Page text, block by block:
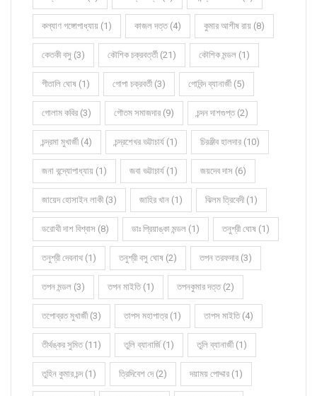
কল্যাণ গঙ্গোপাধ্যায় (1) কাজল দত্ত (4) কুমার আশীষ রায় (8)
কেতকী বসু (3) কৌশিক চক্রবর্ত্তী (21) কৌশিক মন্ডল (1)
গীতালি ঘোষ (1) গোপা চক্রবর্তী (3) গোবিন্দ ব্যানার্জী (5)
গোলাম কবির (3) গৌতম সমাজদার (9) চন্দন দাশগুপ্ত (2)
চন্দ্রমা মুখার্জী (4) চন্দ্রশেখর ভট্টাচার্য (1) চিরঞ্জীব হালদার (10)
জনা বন্দ্যোপাধ্যায় (1) জবা ভট্টাচার্য (1) জয়দেব দাস (6)
জায়েদ হোসাইন লাকী (3) জাহির খান (1) ঝিলম ত্রিবেদী (1)
ডরোথী দাশ বিশ্বাস (8) ডাঃ প্রিয়াঙ্কা মন্ডল (1) তনুশ্রী ঘোষ (1)
তনুশ্রী দেবনাথ (1) তনুশ্রী বসু ঘোষ (2) তপন তরফদার (3)
তপন মন্ডল (3) তপন মাইতি (1) তপনকুমার দত্ত (2)
তপোব্রত মুখার্জী (3) তাপস মহাপাত্র (1) তাপস মাইতি (4)
তীর্থঙ্কর সুমিত (11) তুলি ব্যানার্জি (1) তুলি ব্যানার্জী (1)
তুহিন কুমার চন্দ (1) ত্রিদিবেশ দে (2) দয়াময় পোদ্দার (1)